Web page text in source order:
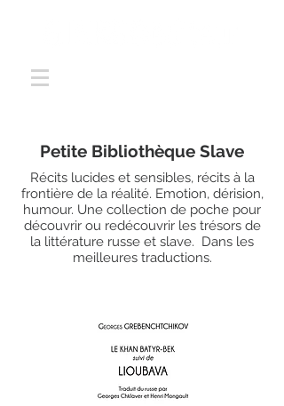
Petite Bibliothèque Slave
Récits lucides et sensibles, récits à la
frontière de la réalité. Emotion, dérision,
humour. Une collection de poche pour
découvrir ou redécouvrir les trésors de
la littérature russe et slave. Dans les
meilleures traductions.